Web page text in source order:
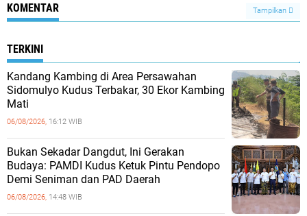
KOMENTAR Tampilkan
TERKINI
Kandang Kambing di Area Persawahan
Sidomulyo Kudus Terbakar, 30 Ekor Kambing
Mati
06/08/2026, 16:12 WIB
Bukan Sekadar Dangdut, Ini Gerakan
Budaya: PAMDI Kudus Ketuk Pintu Pendopo
Demi Seniman dan PAD Daerah
06/08/2026, 14:48 WIB